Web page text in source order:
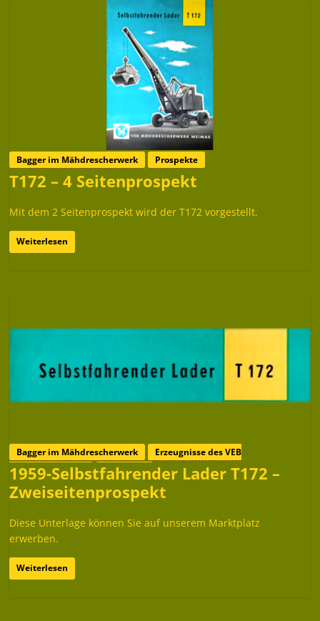
Bagger im Mähdrescherwerk Prospekte
T172 – 4 Seitenprospekt
Mit dem 2 Seitenprospekt wird der T172 vorgestellt.
Weiterlesen
Bagger im Mähdrescherwerk
Erzeugnisse des VEB
Mähdrescherwerk
Prospekte
1959-Selbstfahrender Lader T172 –
Zweiseitenprospekt
Diese Unterlage können Sie auf unserem Marktplatz
erwerben.
Weiterlesen